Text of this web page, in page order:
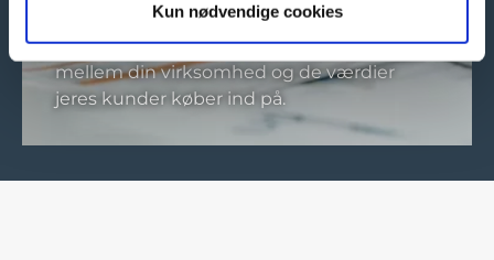
Kun nødvendige cookies
Et stærkt brand er fundamentet for den
rentable forretning. Skab sammenhæng
mellem din virksomhed og de værdier
jeres kunder køber ind på.